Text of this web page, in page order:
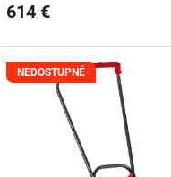
614 €
NEDOSTUPNÉ